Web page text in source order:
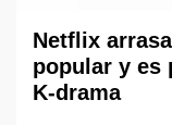
Netflix
popular y es
K-drama